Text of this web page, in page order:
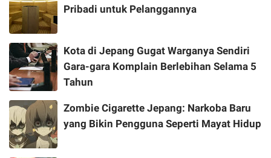
Pribadi untuk Pelanggannya
Kota di Jepang Gugat Warganya Sendiri
Gara-gara Komplain Berlebihan Selama 5
Tahun
Zombie Cigarette Jepang: Narkoba Baru
yang Bikin Pengguna Seperti Mayat Hidup